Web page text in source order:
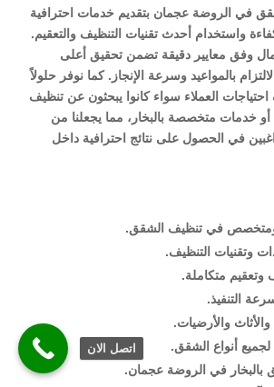
في الروضة عجمان بتقديم خدمات احترافية
واستخدام أحدث تقنيات التنظيف والتعقيم.
وفق معايير دقيقة تضمن تحقيق أعلى
بالمواعيد وسرعة الإنجاز. كما نوفر حلولاً
العملاء سواء كانوا يبحثون عن تنظيف
خدمات متخصصة بالبخار، مما يجعلنا من
في الحصول على نتائج احترافية داخل
في تنظيف الشقق.
وتقنيات التنظيف.
متكاملة.
التنفيذ.
والأثاث والأرضيات.
أنواع الشقق.
في الروضة عجمان.
اتصل الان